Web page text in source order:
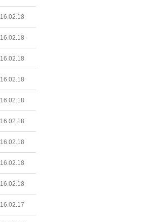
16.02.18
16.02.18
16.02.18
16.02.18
16.02.18
16.02.18
16.02.18
16.02.18
16.02.18
16.02.17